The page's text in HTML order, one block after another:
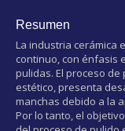
Resumen
La industria cerámica
continuo, con énfasis
pulidas. El proceso
estético, presenta
manchas debido a la
Por lo tanto, el